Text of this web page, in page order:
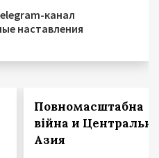
канал
наставления
Повномасштабна
війна и
Азия